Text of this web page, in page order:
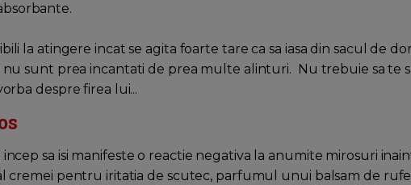
la atingere incat se agita foarte tare ca sa iasa din sacul de
nu sunt prea incantati de prea multe alinturi. Nu trebuie sa te
despre firea lui...
sa isi manifeste o reactie negativa la anumite mirosuri
cremei pentru iritatia de scutec, parfumul unui balsam de rufe